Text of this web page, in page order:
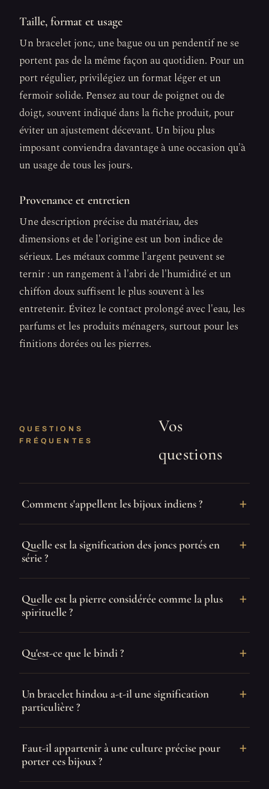
Taille, format et usage
Un bracelet jonc, une bague ou un pendentif ne se
portent pas de la même façon au quotidien. Pour un
port régulier, privilégiez un format léger et un
fermoir solide. Pensez au tour de poignet ou de
doigt, souvent indiqué dans la fiche produit, pour
éviter un ajustement décevant. Un bijou plus
imposant conviendra davantage à une occasion qu'à
un usage de tous les jours.
Provenance et entretien
Une description précise du matériau, des
dimensions et de l'origine est un bon indice de
sérieux. Les métaux comme l'argent peuvent se
ternir : un rangement à l'abri de l'humidité et un
chiffon doux suffisent le plus souvent à les
entretenir. Évitez le contact prolongé avec l'eau, les
parfums et les produits ménagers, surtout pour les
finitions dorées ou les pierres.
QUESTIONS
FRÉQUENTES
Vos
questions
Comment s'appellent les bijoux indiens ?
Quelle est la signification des joncs portés en
série ?
Quelle est la pierre considérée comme la plus
spirituelle ?
Qu'est-ce que le bindi ?
Un bracelet hindou a-t-il une signification
particulière ?
Faut-il appartenir à une culture précise pour
porter ces bijoux ?